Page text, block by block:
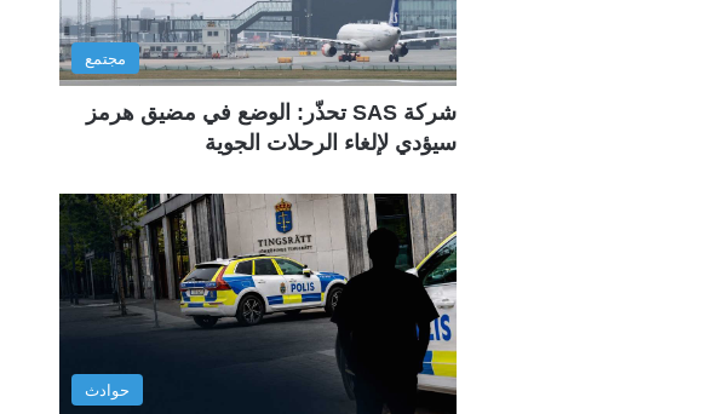
مجتمع
شركة SAS تحذّر: الوضع في مضيق هرمز
سيؤدي لإلغاء الرحلات الجوية
حوادث